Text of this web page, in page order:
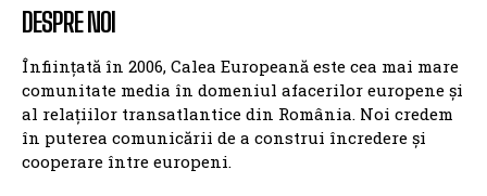
DESPRE NOI
Înființată în 2006, Calea Europeană este cea mai mare
comunitate media în domeniul afacerilor europene și
al relațiilor transatlantice din România. Noi credem
în puterea comunicării de a construi încredere și
cooperare între europeni.